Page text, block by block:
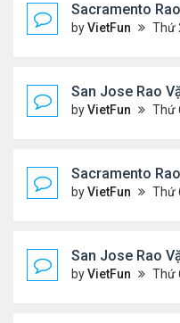
Sacramento
byVietFun Thứ 2 Tháng 10
San Jose Rao
byVietFun Thứ 6 Tháng 10
Sacramento
byVietFun Thứ 6 Tháng 10
San Jose Rao
byVietFun Thứ 6 Tháng 10